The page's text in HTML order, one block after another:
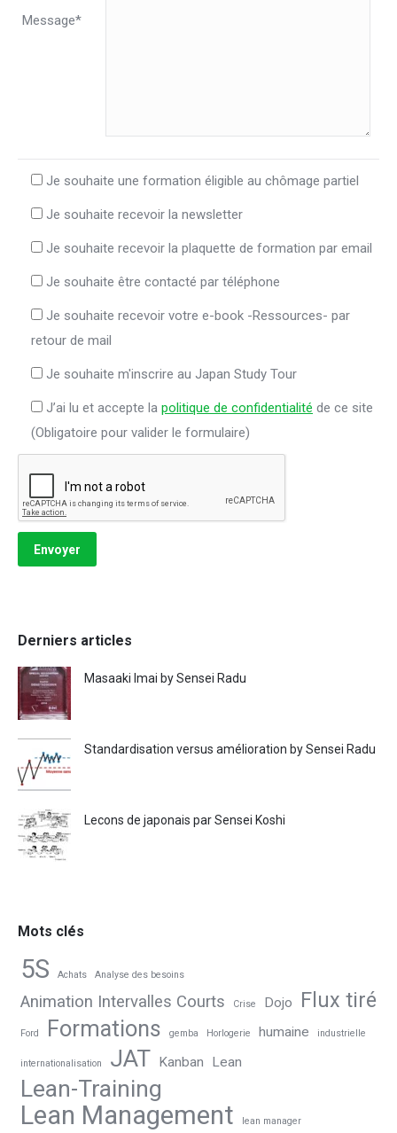
Message*
Je souhaite une formation éligible au chômage partiel
Je souhaite recevoir la newsletter
Je souhaite recevoir la plaquette de formation par email
Je souhaite être contacté par téléphone
Je souhaite recevoir votre e-book -Ressources- par
retour de mail
Je souhaite m'inscrire au Japan Study Tour
J’ai lu et accepte la politique de confidentialité de ce site
(Obligatoire pour valider le formulaire)
Derniers articles
Masaaki Imai by Sensei Radu
Standardisation versus amélioration by Sensei Radu
Lecons de japonais par Sensei Koshi
Mots clés
5S Achats Analyse des besoins
Animation Intervalles Courts Crise Dojo Flux tiré
Ford Formations gemba Horlogerie humaine industrielle
internationalisation JAT Kanban Lean
Lean-Training
Lean Management lean manager